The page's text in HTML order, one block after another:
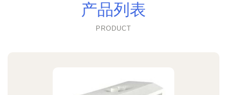
产品列表
PRODUCT